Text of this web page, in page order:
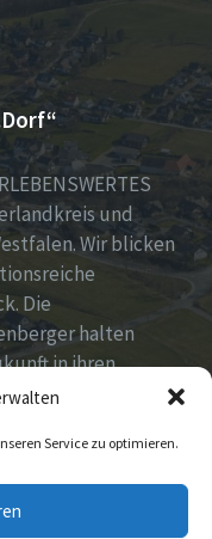
Service zu optimieren.
und
Wir blicken
Die
halten
in ihren
kreativen Ideen
mit